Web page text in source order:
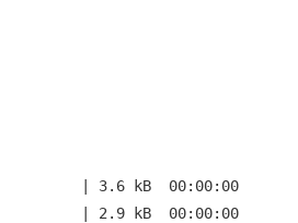
| 3.6 kB  00:00:00
| 2.9 kB  00:00:00